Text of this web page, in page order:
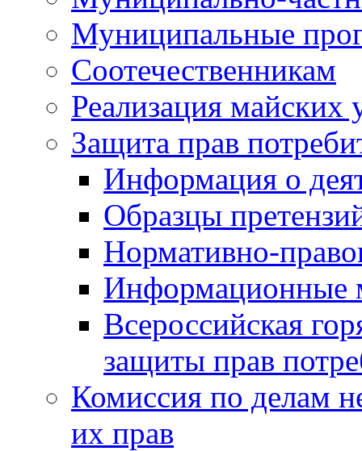
Муниципальные
Соотечественникам
Реализация майских
Защита прав
Информация о
Образцы
Нормативно-
Информационные
Всероссийская
защиты прав
Комиссия по делам
их прав